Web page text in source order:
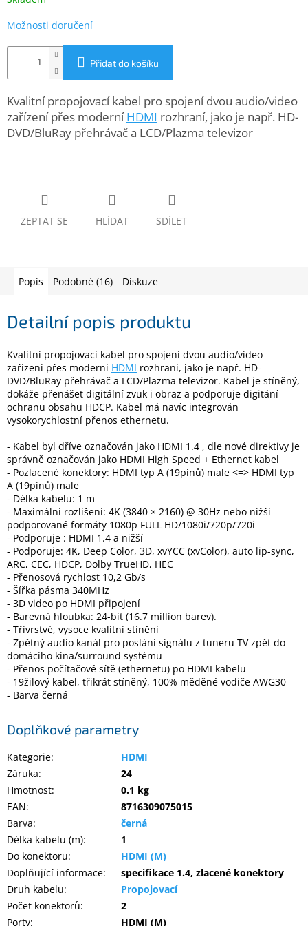
www.inpraise.cz
a
Cyklo
a
zahrada
Počítače
Domácnost
%
Black
VÝPRODEJ
Akční
zboží
TONERY
A
CARTRIDGE
OEM
Sestavy
počítačů
Inpraise
Kamerové
systémy
MILESIGHT
Přihlášení
Možnosti doručení
Přidat do košíku
Kvalitní propojovací kabel pro spojení dvou audio/video
zařízení přes moderníHDMI rozhraní, jako je např. HD-
DVD/BluRay přehrávač a LCD/Plazma televizor
ZEPTAT SE HLÍDAT SDÍLET
Popis Podobné (16) Diskuze
Detailní popis produktu
Kvalitní propojovací kabel pro spojení dvou audio/video
zařízení přes moderní HDMI rozhraní, jako je např. HD-
DVD/BluRay přehrávač a LCD/Plazma televizor. Kabel je stíněný,
dokáže přenášet digitální zvuk i obraz a podporuje digitání
ochranu obsahu HDCP. Kabel má navíc integrován
vysokorychlostní přenos ethernetu.
- Kabel byl dříve označován jako HDMI 1.4 , dle nové direktivy je
správně označován jako HDMI High Speed + Ethernet kabel
- Pozlacené konektory: HDMI typ A (19pinů) male <=> HDMI typ
A (19pinů) male
- Délka kabelu: 1 m
- Maximální rozlišení: 4K (3840 × 2160) @ 30Hz nebo nižší
podporované formáty 1080p FULL HD/1080i/720p/720i
- Podporuje : HDMI 1.4 a nižší
- Podporuje: 4K, Deep Color, 3D, xvYCC (xvColor), auto lip-sync,
ARC, CEC, HDCP, Dolby TrueHD, HEC
- Přenosová rychlost 10,2 Gb/s
- Šířka pásma 340MHz
- 3D video po HDMI připojení
- Barevná hloubka: 24-bit (16.7 million barev).
- Třívrstvé, vysoce kvalitní stínění
- Zpětný audio kanál pro poslání signálu z tuneru TV zpět do
domácího kina/surround systému
- Přenos počítačové sítě (ethernetu) po HDMI kabelu
- 19žilový kabel, třikrát stíněný, 100% měděné vodiče AWG30
- Barva černá
Doplňkové parametry
Kategorie:
HDMI
Záruka:
24
Hmotnost:
0.1 kg
EAN:
8716309075015
Barva:
černá
Délka kabelu (m):
1
Do konektoru:
HDMI (M)
Doplňující informace:
specifikace 1.4, zlacené konektory
Druh kabelu:
Propojovací
Počet konektorů:
2
Porty: HDMI (M)